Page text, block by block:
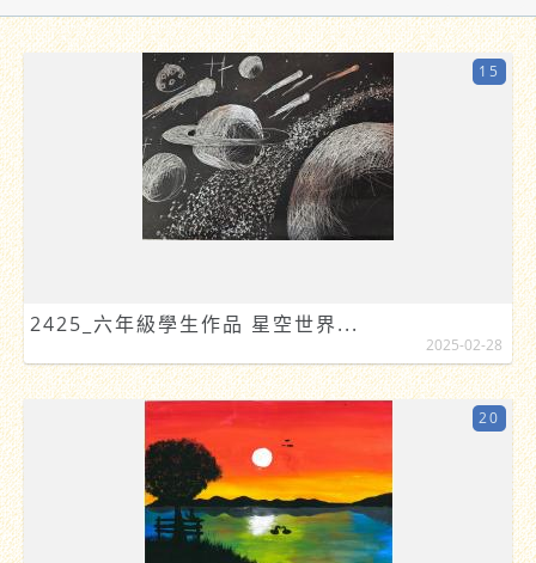
2425_六年級學生作品 星空世界...
15
2025-02-28
20